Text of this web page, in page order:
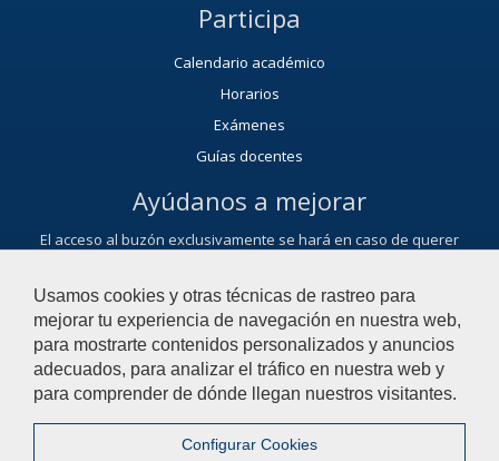
Usamos cookies y otras técnicas de rastreo para
mejorar tu experiencia de navegación en nuestra web,
para mostrarte contenidos personalizados y anuncios
adecuados, para analizar el tráfico en nuestra web y
para comprender de dónde llegan nuestros visitantes.
Configurar Cookies
Participa
Calendario académico
Horarios
Exámenes
Guías docentes
Ayúdanos a mejorar
El acceso al buzón exclusivamente se hará en caso de querer
Contacta con la Facultad de Ciencias del Deporte
© 2021 Universidad Pablo de Olavide - Facultad de Ciencias del
Aviso Legal | Política de privacidad